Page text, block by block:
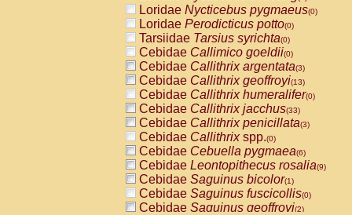
Loridae Nycticebus pygmaeus(0)
Loridae Perodicticus potto(0)
Tarsiidae Tarsius syrichta(0)
Cebidae Callimico goeldii(0)
Cebidae Callithrix argentata(3)
Cebidae Callithrix geoffroyi(13)
Cebidae Callithrix humeralifer(0)
Cebidae Callithrix jacchus(33)
Cebidae Callithrix penicillata(3)
Cebidae Callithrixspp.(0)
Cebidae Cebuella pygmaea(6)
Cebidae Leontopithecus rosalia(9)
Cebidae Saguinus bicolor(1)
Cebidae Saguinus fuscicollis(0)
Cebidae Saguinus geoffroyi(2)